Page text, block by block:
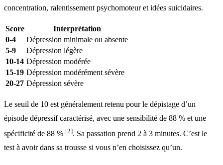
concentration, ralentissement psychomoteur et idées suicidaires.
Score
Interprétation
0-4
Dépression minimale ou absente
5-9
Dépression légère
10-14 Dépression modérée
15-19 Dépression modérément sévère
20-27 Dépression sévère
Le seuil de 10 est généralement retenu pour le dépistage d’un
épisode dépressif caractérisé, avec une sensibilité de 88 % et une
spécificité de 88 % [2]. Sa passation prend 2 à 3 minutes. C’est le
test à avoir dans sa trousse si vous n’en choisissez qu’un.